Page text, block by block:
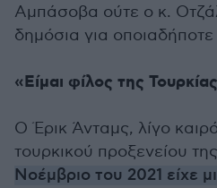
Αμπάσοβα ούτε ο κ.
δημόσια για
«Είμαι φίλος της
Ο Έρικ Άνταμς, λίγο
τουρκικού προξενείου
Νοέμβριο του 2021 είχε